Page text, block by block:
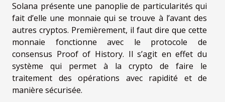
Solana présente une panoplie de particularités qui
fait d’elle une monnaie qui se trouve à l’avant des
autres cryptos. Premièrement, il faut dire que cette
monnaie fonctionne avec le protocole de
consensus Proof of History. Il s’agit en effet du
système qui permet à la crypto de faire le
traitement des opérations avec rapidité et de
manière sécurisée.